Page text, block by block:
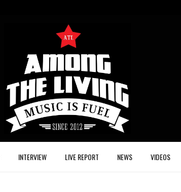
INTERVIEW LIVE REPORT NEWS VIDEOS